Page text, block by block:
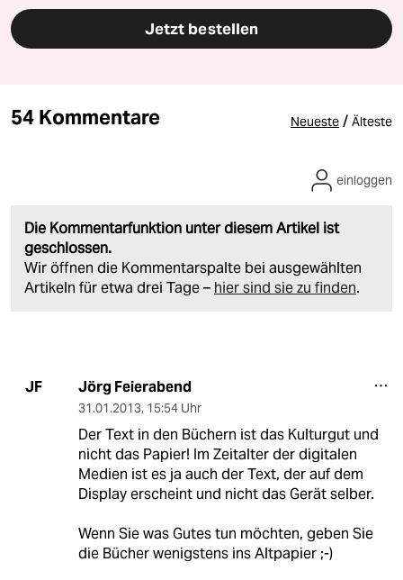
Jetzt bestellen
54 Kommentare Neueste / Älteste
Die Kommentarfunktion unter diesem Artikel ist
geschlossen.
Wir öffnen die Kommentarspalte bei ausgewählten
Artikeln für etwa drei Tage – hier sind sie zu finden.
einloggen
JF Jörg Feierabend
31.01.2013, 15:54 Uhr
Der Text in den Büchern ist das Kulturgut und
nicht das Papier! Im Zeitalter der digitalen
Medien ist es ja auch der Text, der auf dem
Display erscheint und nicht das Gerät selber.
Wenn Sie was Gutes tun möchten, geben Sie
die Bücher wenigstens ins Altpapier ;-)